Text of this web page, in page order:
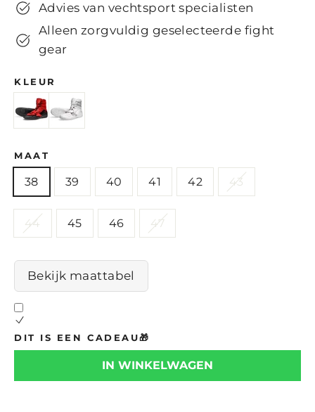
Advies van vechtsport specialisten
Alleen zorgvuldig geselecteerde fight
gear
KLEUR
MAAT
38 39 40 41 42 43
44 45 46 47
Bekijk maattabel
DIT IS EEN CADEAU🎁
IN WINKELWAGEN